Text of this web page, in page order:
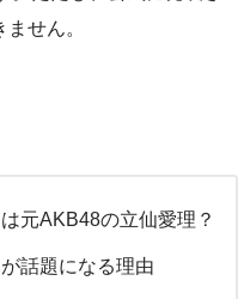
せん。
元AKB48の立仙愛理？
話題になる理由